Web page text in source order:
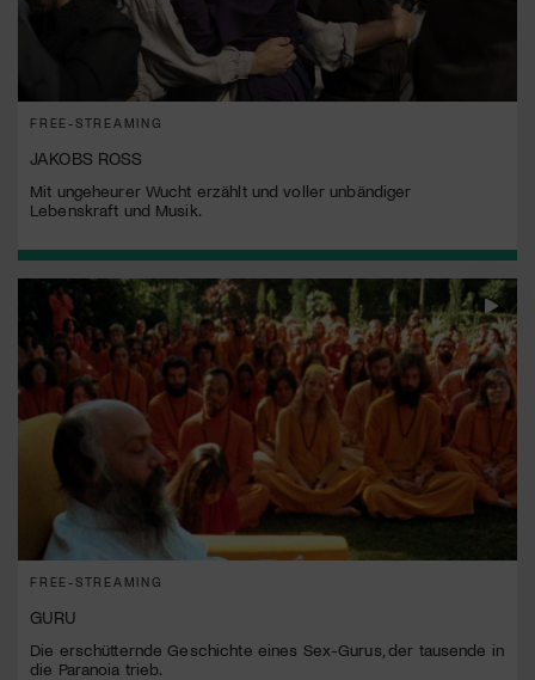
FREE-STREAMING
JAKOBS ROSS
Mit ungeheurer Wucht erzählt und voller unbändiger
Lebenskraft und Musik.
FREE-STREAMING
GURU
Die erschütternde Geschichte eines Sex-Gurus, der tausende in
die Paranoia trieb.